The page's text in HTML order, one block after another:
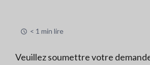
< 1 min lire
Veuillez soumettre votre